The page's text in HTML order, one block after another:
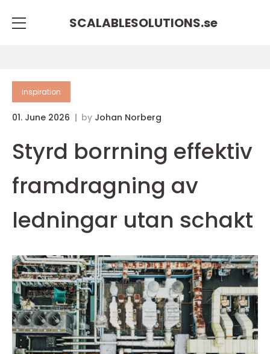
SCALABLESOLUTIONS.se
inspiration
01. June 2026 by Johan Norberg
Styrd borrning effektiv
framdragning av
ledningar utan schakt